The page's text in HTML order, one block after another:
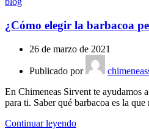
¿Cómo elegir la barbacoa
26 de marzo de 2021
Publicado por
En Chimeneas Sirvent te ayudamos
para ti. Saber qué barbacoa es la que
Continuar leyendo